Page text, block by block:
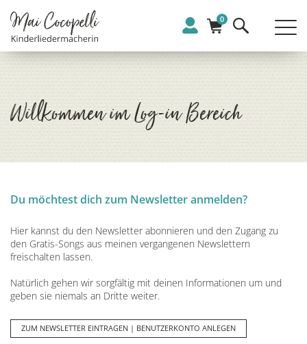
0
Willkommen im Log-in Bereich
Du möchtest dich zum Newsletter anmelden?
Hier kannst du den Newsletter abonnieren und den Zugang zu
den Gratis-Songs aus meinen vergangenen Newslettern
freischalten lassen.
Natürlich gehen wir sorgfältig mit deinen Informationen um und
geben sie niemals an Dritte weiter.
ZUM NEWSLETTER EINTRAGEN | BENUTZERKONTO ANLEGEN